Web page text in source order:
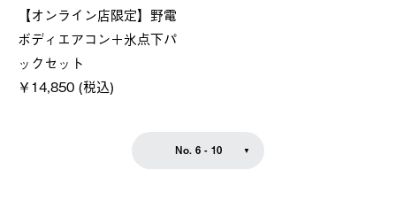
【オンライン店限定】野電
ボディエアコン＋氷点下パ
ックセット
￥14,850 (税込)
No. 6 - 10